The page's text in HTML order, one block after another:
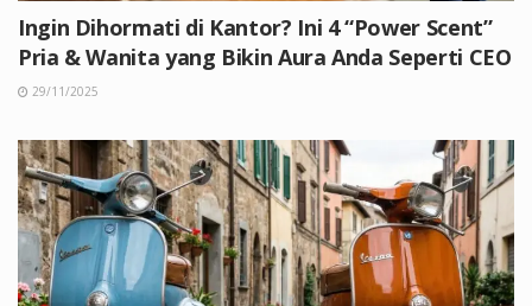
Ingin Dihormati di Kantor? Ini 4 “Power Scent”
Pria & Wanita yang Bikin Aura Anda Seperti CEO
29/11/2025